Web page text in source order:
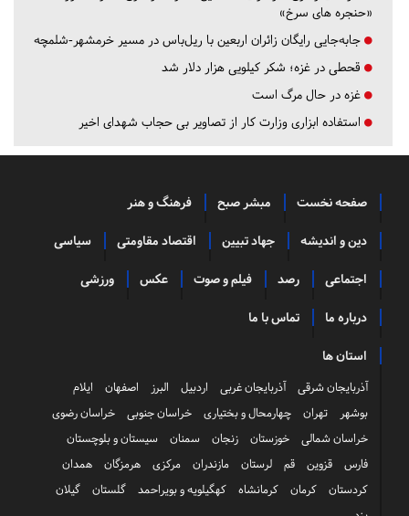
«حنجره های سرخ»
جابه‌جایی رایگان زائران اربعین با ریل‌باس در مسیر خرمشهر-شلمچه
قحطی در غزه؛ شکر کیلویی هزار دلار شد
غزه در حال مرگ است
استفاده ابزاری وزارت کار از تصاویر بی حجاب شهدای اخیر
صفحه نخست مبشر صبح فرهنگ و هنر
دین و اندیشه جهاد تبیین اقتصاد مقاومتی سیاسی
اجتماعی رصد فیلم و صوت عکس ورزشی
درباره ما تماس با ما
استان ها
آذربایجان شرقی آذربایجان غربی اردبیل البرز اصفهان
ایلام
بوشهر
تهران چهارمحال و بختیاری خراسان جنوبی
خراسان رضوی
خراسان شمالی
خوزستان زنجان سمنان
سیستان و بلوچستان
فارس
قزوین قم لرستان مازندران مرکزی هرمزگان
همدان
کردستان
کرمان کرمانشاه کهگیلویه و بویراحمد گلستان
گیلان